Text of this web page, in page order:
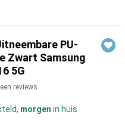
PU-
Zwart Samsung
5G
reviews
morgen in huis